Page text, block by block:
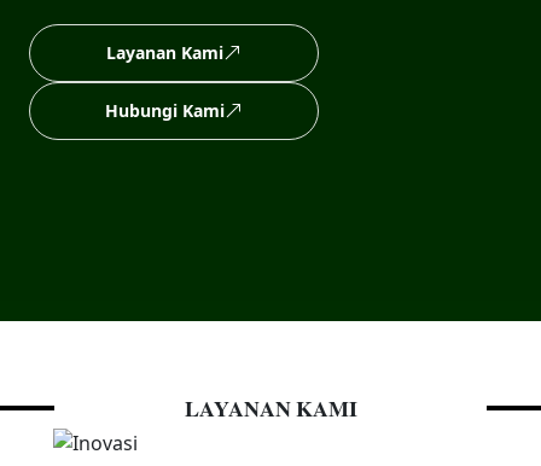
Layanan Kami
Hubungi Kami
LAYANAN KAMI